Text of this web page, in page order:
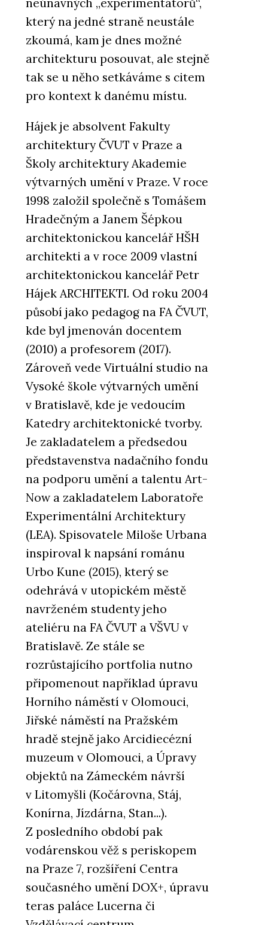
neúnavných „experimentátorů“,
který na jedné straně neustále
zkoumá, kam je dnes možné
architekturu posouvat, ale stejně
tak se u něho setkáváme s citem
pro kontext k danému místu.
Hájek je absolvent Fakulty
architektury ČVUT v Praze a
Školy architektury Akademie
výtvarných umění v Praze. V roce
1998 založil společně s Tomášem
Hradečným a Janem Šépkou
architektonickou kancelář HŠH
architekti a v roce 2009 vlastní
architektonickou kancelář Petr
Hájek ARCHITEKTI. Od roku 2004
působí jako pedagog na FA ČVUT,
kde byl jmenován docentem
(2010) a profesorem (2017).
Zároveň vede Virtuální studio na
Vysoké škole výtvarných umění
v Bratislavě, kde je vedoucím
Katedry architektonické tvorby.
Je zakladatelem a předsedou
představenstva nadačního fondu
na podporu umění a talentu Art-
Now a zakladatelem Laboratoře
Experimentální Architektury
(LEA). Spisovatele Miloše Urbana
inspiroval k napsání románu
Urbo Kune (2015), který se
odehrává v utopickém městě
navrženém studenty jeho
ateliéru na FA ČVUT a VŠVU v
Bratislavě. Ze stále se
rozrůstajícího portfolia nutno
připomenout například úpravu
Horního náměstí v Olomouci,
Jiřské náměstí na Pražském
hradě stejně jako Arcidiecézní
muzeum v Olomouci, a Úpravy
objektů na Zámeckém návrší
v Litomyšli (Kočárovna, Stáj,
Konírna, Jízdárna, Stan...).
Z posledního období pak
vodárenskou věž s periskopem
na Praze 7, rozšíření Centra
současného umění DOX+, úpravu
teras paláce Lucerna či